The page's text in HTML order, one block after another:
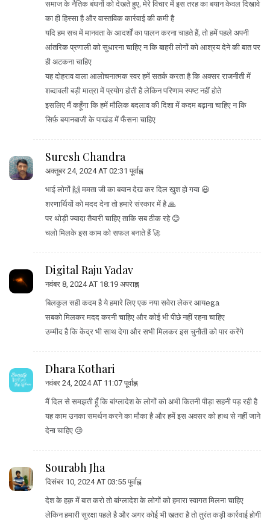
समाज के नैतिक बंधनों को देखते हुए, मेरे विचार में इस तरह का बयान केवल दिखावे
का ही हिस्सा है और वास्तविक कार्रवाई की कमी है
यदि हम सच में मानवता के आदर्शों का पालन करना चाहते हैं, तो हमें पहले अपनी
आंतरिक प्रणाली को सुधारना चाहिए न कि बाहरी लोगों को आश्रय देने की बात पर
ही अटकना चाहिए
यह दोहराव वाला आलोचनात्मक स्वर हमें सतर्क करता है कि अक्सर राजनीती में
शब्दावली बड़ी मात्रा में प्रयोग होती है लेकिन परिणाम स्पष्ट नहीं होते
इसलिए मैं कहूँगा कि हमें मौलिक बदलाव की दिशा में कदम बढ़ाना चाहिए न कि
सिर्फ़ बयानबाजी के पाखंड में फँसना चाहिए
Suresh Chandra
अक्तूबर 24, 2024 AT 02:31 पूर्वाह्न
भाई लोगों 🙌 ममता जी का बयान देख कर दिल खुश हो गया 😃
शरणार्थियों को मदद देना तो हमारे संस्कार में है 🙏
पर थोड़ी ज्यादा तैयारी चाहिए ताकि सब ठीक रहे 😊
चलो मिलके इस काम को सफल बनाते हैं 🚀
Digital Raju Yadav
नवंबर 8, 2024 AT 18:19 अपराह्न
बिलकुल सही कदम है ये हमारे लिए एक नया सवेरा लेकर आयega
सबको मिलकर मदद करनी चाहिए और कोई भी पीछे नहीं रहना चाहिए
उम्मीद है कि केंद्र भी साथ देगा और सभी मिलकर इस चुनौती को पार करेंगे
Dhara Kothari
नवंबर 24, 2024 AT 11:07 पूर्वाह्न
मैं दिल से समझती हूँ कि बांग्लादेश के लोगों को अभी कितनी पीड़ा सहनी पड़ रही है
यह काम उनका समर्थन करने का मौका है और हमें इस अवसर को हाथ से नहीं जाने
देना चाहिए 😢
Sourabh Jha
दिसंबर 10, 2024 AT 03:55 पूर्वाह्न
देश के हक़ में बात करो तो बांग्लादेश के लोगों को हमारा स्वागत मिलना चाहिए
लेकिन हमारी सुरक्षा पहले है और अगर कोई भी खतरा है तो तुरंत कड़ी कार्रवाई होगी